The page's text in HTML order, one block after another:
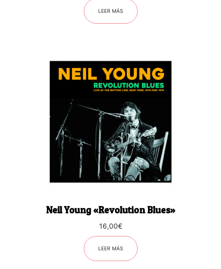
LEER MÁS
Neil Young «Revolution Blues»
16,00€
LEER MÁS